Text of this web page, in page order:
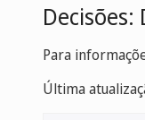
Decisões:
Para
Última